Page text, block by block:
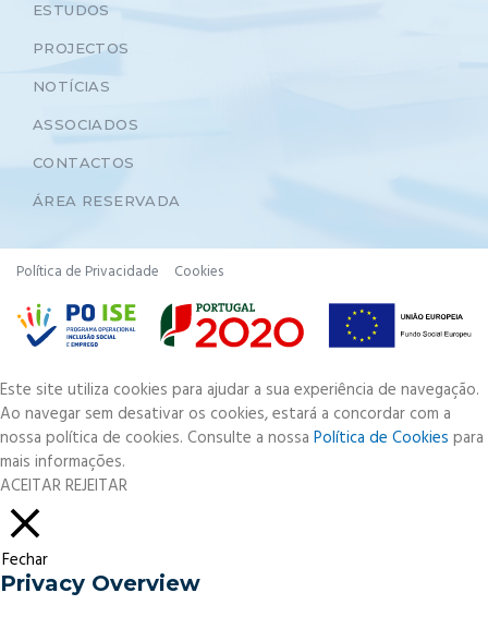
ESTUDOS
PROJECTOS
NOTÍCIAS
ASSOCIADOS
CONTACTOS
ÁREA RESERVADA
Política de Privacidade Cookies
Este site utiliza cookies para ajudar a sua experiência de navegação.
Ao navegar sem desativar os cookies, estará a concordar com a
nossa política de cookies. Consulte a nossa Política de Cookies para
mais informações.
ACEITARREJEITAR
Fechar
Privacy Overview